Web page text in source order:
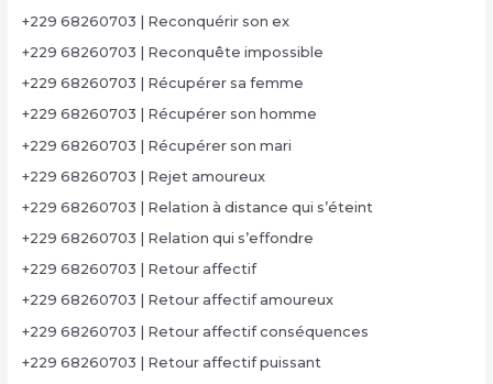
+229 68260703 | Reconquérir son ex
+229 68260703 | Reconquête impossible
+229 68260703 | Récupérer sa femme
+229 68260703 | Récupérer son homme
+229 68260703 | Récupérer son mari
+229 68260703 | Rejet amoureux
+229 68260703 | Relation à distance qui s’éteint
+229 68260703 | Relation qui s’effondre
+229 68260703 | Retour affectif
+229 68260703 | Retour affectif amoureux
+229 68260703 | Retour affectif conséquences
+229 68260703 | Retour affectif puissant